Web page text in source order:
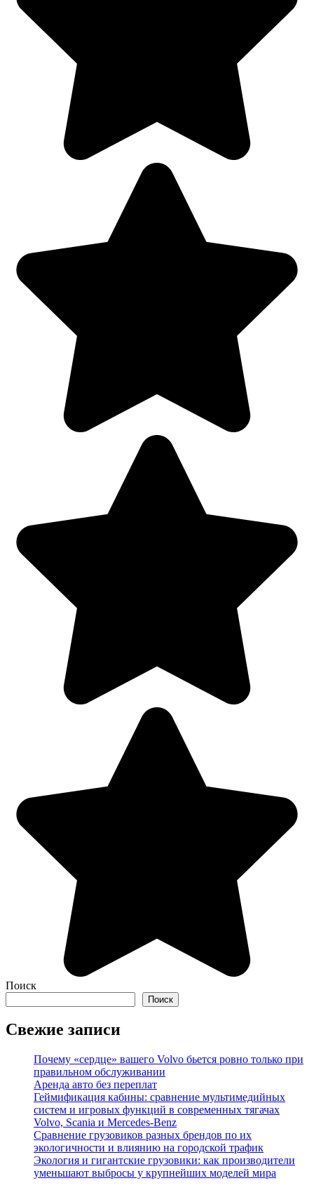
Поиск
Поиск
Свежие записи
Почему «сердце» вашего Volvo бьется ровно только при
правильном обслуживании
Аренда авто без переплат
Геймификация кабины: сравнение мультимедийных
систем и игровых функций в современных тягачах
Volvo, Scania и Mercedes-Benz
Сравнение грузовиков разных брендов по их
экологичности и влиянию на городской трафик
Экология и гигантские грузовики: как производители
уменьшают выбросы у крупнейших моделей мира